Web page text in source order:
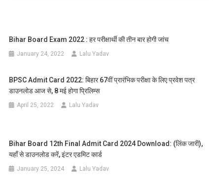
Bihar Board Exam 2022 : हर परीक्षार्थी की तीन बार होगी जांच
January 24, 2022 Lalu Yadav
BPSC Admit Card 2022: बिहार 67वीं प्रारंभिक परीक्षा के लिए प्रवेश पत्र
डाउनलोड आज से, 8 मई होगा प्रिलिम्स
April 25, 2022 Lalu Yadav
Bihar Board 12th Final Admit Card 2024 Download: (लिंक जारी),
यहाँ से डाउनलोड करें, इंटर एडमिट कार्ड
January 25, 2024 Lalu Yadav